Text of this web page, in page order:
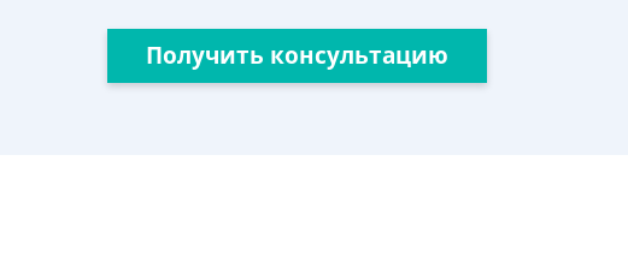
Получить консультацию